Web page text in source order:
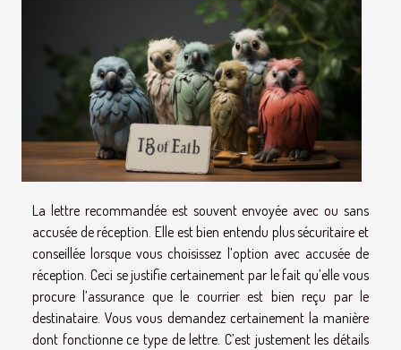
La lettre recommandée est souvent envoyée avec ou sans
accusée de réception. Elle est bien entendu plus sécuritaire et
conseillée lorsque vous choisissez l’option avec accusée de
réception. Ceci se justifie certainement par le fait qu’elle vous
procure l’assurance que le courrier est bien reçu par le
destinataire. Vous vous demandez certainement la manière
dont fonctionne ce type de lettre. C’est justement les détails